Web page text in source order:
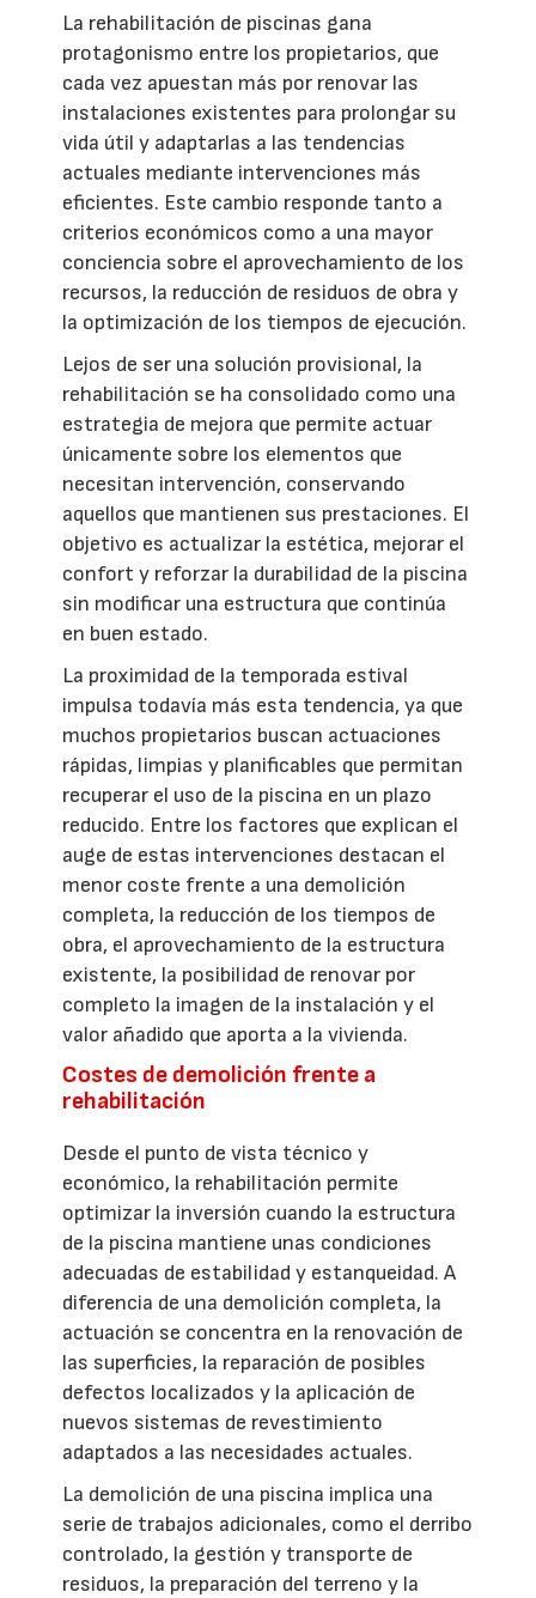
La rehabilitación de piscinas gana
protagonismo entre los propietarios, que
cada vez apuestan más por renovar las
instalaciones existentes para prolongar su
vida útil y adaptarlas a las tendencias
actuales mediante intervenciones más
eficientes. Este cambio responde tanto a
criterios económicos como a una mayor
conciencia sobre el aprovechamiento de los
recursos, la reducción de residuos de obra y
la optimización de los tiempos de ejecución.
Lejos de ser una solución provisional, la
rehabilitación se ha consolidado como una
estrategia de mejora que permite actuar
únicamente sobre los elementos que
necesitan intervención, conservando
aquellos que mantienen sus prestaciones. El
objetivo es actualizar la estética, mejorar el
confort y reforzar la durabilidad de la piscina
sin modificar una estructura que continúa
en buen estado.
La proximidad de la temporada estival
impulsa todavía más esta tendencia, ya que
muchos propietarios buscan actuaciones
rápidas, limpias y planificables que permitan
recuperar el uso de la piscina en un plazo
reducido. Entre los factores que explican el
auge de estas intervenciones destacan el
menor coste frente a una demolición
completa, la reducción de los tiempos de
obra, el aprovechamiento de la estructura
existente, la posibilidad de renovar por
completo la imagen de la instalación y el
valor añadido que aporta a la vivienda.
Costes de demolición frente a
rehabilitación
Desde el punto de vista técnico y
económico, la rehabilitación permite
optimizar la inversión cuando la estructura
de la piscina mantiene unas condiciones
adecuadas de estabilidad y estanqueidad. A
diferencia de una demolición completa, la
actuación se concentra en la renovación de
las superficies, la reparación de posibles
defectos localizados y la aplicación de
nuevos sistemas de revestimiento
adaptados a las necesidades actuales.
La demolición de una piscina implica una
serie de trabajos adicionales, como el derribo
controlado, la gestión y transporte de
residuos, la preparación del terreno y la